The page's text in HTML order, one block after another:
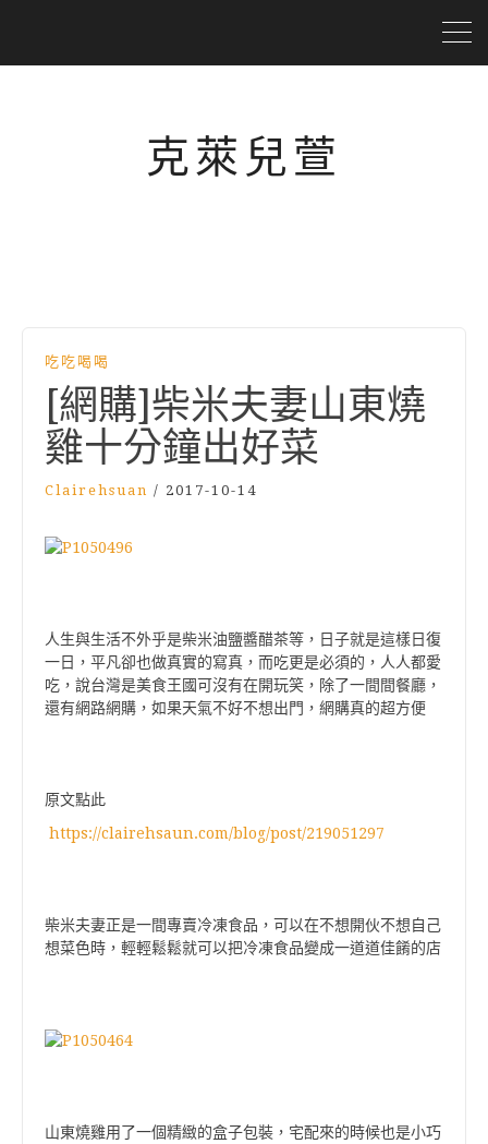
克萊兒萱
吃吃喝喝
[網購]柴米夫妻山東燒
雞十分鐘出好菜
Clairehsuan / 2017-10-14
人生與生活不外乎是柴米油鹽醬醋茶等，日子就是這樣日復
一日，平凡卻也做真實的寫真，而吃更是必須的，人人都愛
吃，說台灣是美食王國可沒有在開玩笑，除了一間間餐廳，
還有網路網購，如果天氣不好不想出門，網購真的超方便
原文點此
https://clairehsaun.com/blog/post/219051297
柴米夫妻正是一間專賣冷凍食品，可以在不想開伙不想自己
想菜色時，輕輕鬆鬆就可以把冷凍食品變成一道道佳餚的店
山東燒雞用了一個精緻的盒子包裝，宅配來的時候也是小巧